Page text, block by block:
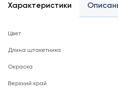
Характеристики
Цвет
Длина штакетника
Окраска
Верхний край